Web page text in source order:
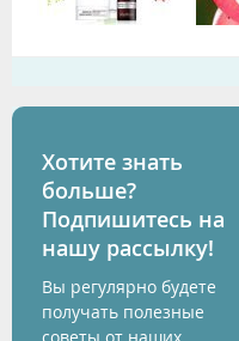
Хотите знать
больше?
Подпишитесь на
нашу рассылку!
Вы регулярно будете
получать полезные